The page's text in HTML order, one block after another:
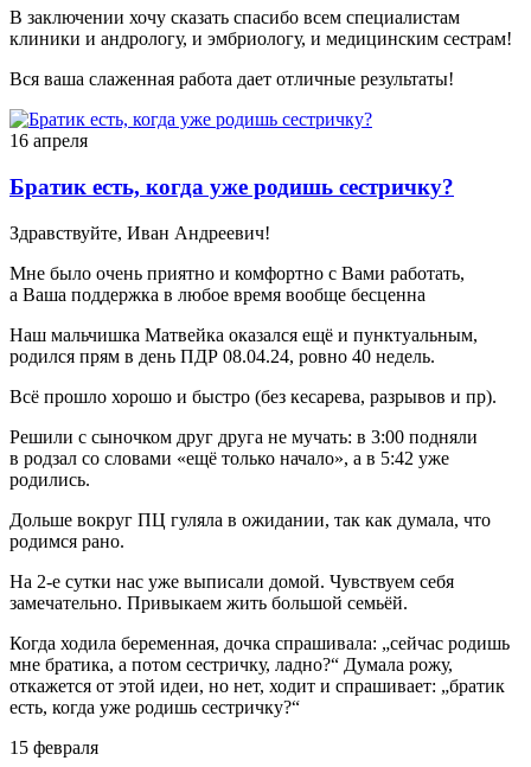
В заключении хочу сказать спасибо всем специалистам
клиники и андрологу, и эмбриологу, и медицинским сестрам!
Вся ваша слаженная работа дает отличные результаты!
16 апреля
Братик есть, когда уже родишь сестричку?
Здравствуйте, Иван Андреевич!
Мне было очень приятно и комфортно с Вами работать,
а Ваша поддержка в любое время вообще бесценна
Наш мальчишка Матвейка оказался ещё и пунктуальным,
родился прям в день ПДР 08.04.24, ровно 40 недель.
Всё прошло хорошо и быстро (без кесарева, разрывов и пр).
Решили с сыночком друг друга не мучать: в 3:00 подняли
в родзал со словами «ещё только начало», а в 5:42 уже
родились.
Дольше вокруг ПЦ гуляла в ожидании, так как думала, что
родимся рано.
На 2-е сутки нас уже выписали домой. Чувствуем себя
замечательно. Привыкаем жить большой семьёй.
Когда ходила беременная, дочка спрашивала: „сейчас родишь
мне братика, а потом сестричку, ладно?“ Думала рожу,
откажется от этой идеи, но нет, ходит и спрашивает: „братик
есть, когда уже родишь сестричку?“
15 февраля